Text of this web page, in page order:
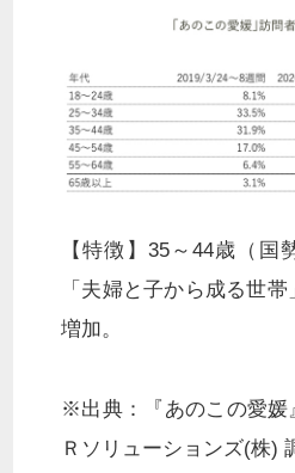
【特徴】35～44歳（国
「夫婦と子から成る世
増加。
※出典：『あのこの愛媛
Ｒソリューションズ(株)